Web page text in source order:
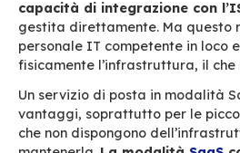
sarà il costo unitario.
geografica degli utenti o
(coesistenza di prodotti